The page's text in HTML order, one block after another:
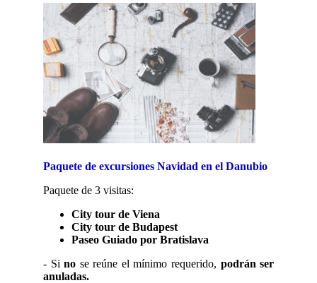
Paquete de excursiones Navidad en el Danubio
Paquete de 3 visitas:
City tour de Viena
City tour de Budapest
Paseo Guiado por Bratislava
- Sino se reúne el mínimo requerido, podrán ser
anuladas.